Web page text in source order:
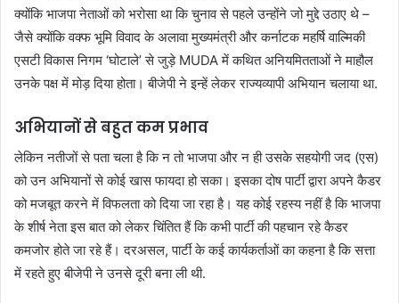
क्योंकि भाजपा नेताओं को भरोसा था कि चुनाव से पहले उन्होंने जो मुद्दे उठाए थे –
जैसे क्योंकि वक्फ भूमि विवाद के अलावा मुख्यमंत्री और कर्नाटक महर्षि वाल्मिकी
एसटी विकास निगम ‘घोटाले’ से जुड़े MUDA में कथित अनियमितताओं ने माहौल
उनके पक्ष में मोड़ दिया होता। बीजेपी ने इन्हें लेकर राज्यव्यापी अभियान चलाया था.
अभियानों से बहुत कम प्रभाव
लेकिन नतीजों से पता चला है कि न तो भाजपा और न ही उसके सहयोगी जद (एस)
को उन अभियानों से कोई खास फायदा हो सका। इसका दोष पार्टी द्वारा अपने कैडर
को मजबूत करने में विफलता को दिया जा रहा है। यह कोई रहस्य नहीं है कि भाजपा
के शीर्ष नेता इस बात को लेकर चिंतित हैं कि कभी पार्टी की पहचान रहे कैडर
कमजोर होते जा रहे हैं। दरअसल, पार्टी के कई कार्यकर्ताओं का कहना है कि सत्ता
में रहते हुए बीजेपी ने उनसे दूरी बना ली थी.